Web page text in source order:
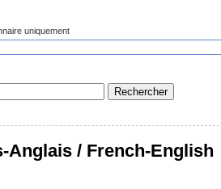
uniquement
Anglais / French-English